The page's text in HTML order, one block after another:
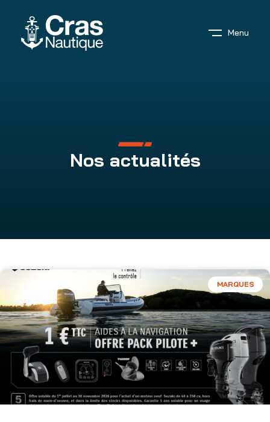
Menu
Nos actualités
MARQUES